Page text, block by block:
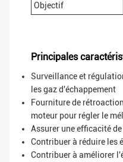
Objectif
Principales
Surveillance et
les gaz d'échappement
Fourniture de
moteur pour régler le
Assurer une efficacité
Contribuer à réduire les
Contribuer à améliorer